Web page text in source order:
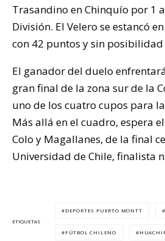
Trasandino en Chinquío por 1
División. El Velero se estancó
con 42 puntos y sin posibilidad
El ganador del duelo
gran final de la zona sur de la
uno de los cuatro cupos para
Más allá en el cuadro, espera
Colo y Magallanes, de la final
Universidad de Chile, finalista
ETIQUETAS
DEPORTES PUERTO MONTT
FÚTBOL CHILENO